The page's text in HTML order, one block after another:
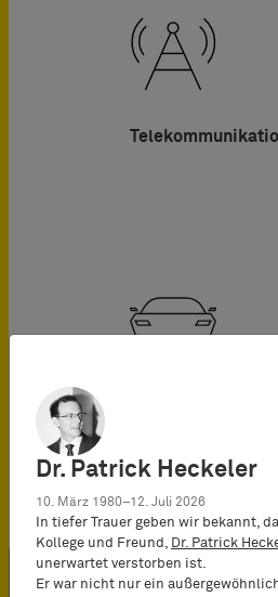
Dr. Patrick Heckeler
10. März 1980–12. Juli 2026
In tiefer Trauer geben wir bekannt,
Kollege und Freund,
Dr. Patrick
unerwartet verstorben ist.
Er war nicht nur ein